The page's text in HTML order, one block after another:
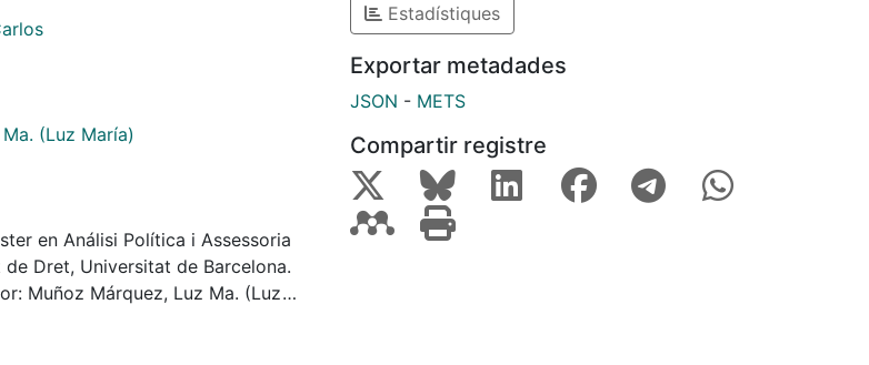
(Luz María)
en Análisi Política i Assessoria
Dret, Universitat de Barcelona.
Muñoz Márquez, Luz Ma. (Luz
Estadístiques
Exportar metadades
JSON - METS
Compartir registre